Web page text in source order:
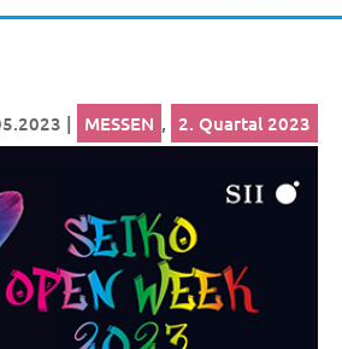
| MESSEN , 2. Quartal 2023